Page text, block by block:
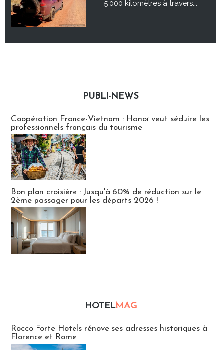
5 000 kilomètres à travers...
PUBLI-NEWS
Coopération France-Vietnam : Hanoï veut séduire les
professionnels français du tourisme
Bon plan croisière : Jusqu'à 60% de réduction sur le
2ème passager pour les départs 2026 !
HOTELMAG
Rocco Forte Hotels rénove ses adresses historiques à
Florence et Rome